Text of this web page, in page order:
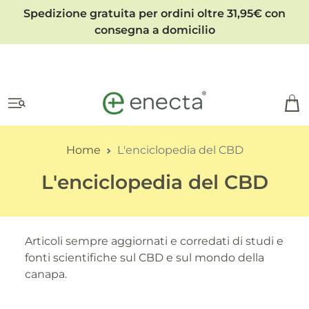
Spedizione gratuita per ordini oltre 31,95€ con
consegna a domicilio
Home L'enciclopedia del CBD
L'enciclopedia del CBD
Articoli sempre aggiornati e corredati di studi e
fonti scientifiche sul CBD e sul mondo della
canapa.